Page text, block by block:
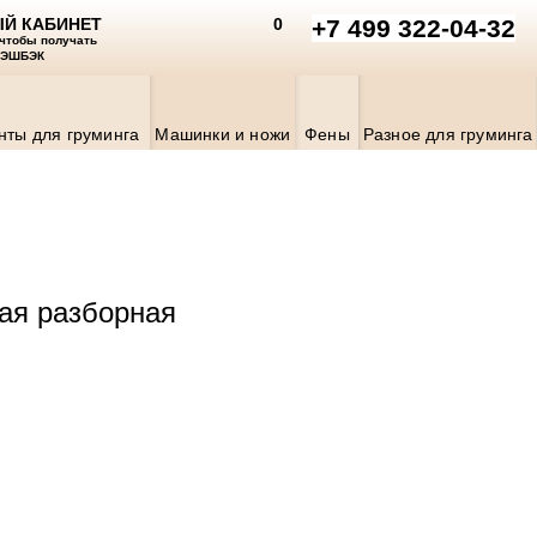
+7 499 322-04-32
0
КАБИНЕТ
получать
для груминга Машинки и ножи Фены Разное для груминга
разборная